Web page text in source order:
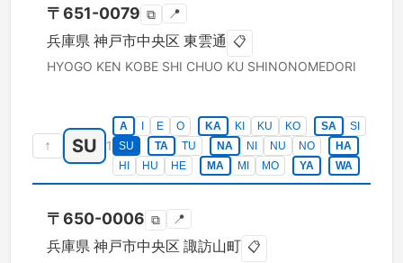
〒651-0079 ⧉ 📍
兵庫県 神戸市中央区 東雲通 📋
HYOGO KEN KOBE SHI CHUO KU SHINONOMEDORI
↑ SU 1
A E O KA KI KU KO SA
SI
SU
TA TU NA NI NU NO
HA
HI
HU HE MA MI MO YA WA
〒650-0006 ⧉ 📍
兵庫県 神戸市中央区 諏訪山町 📋